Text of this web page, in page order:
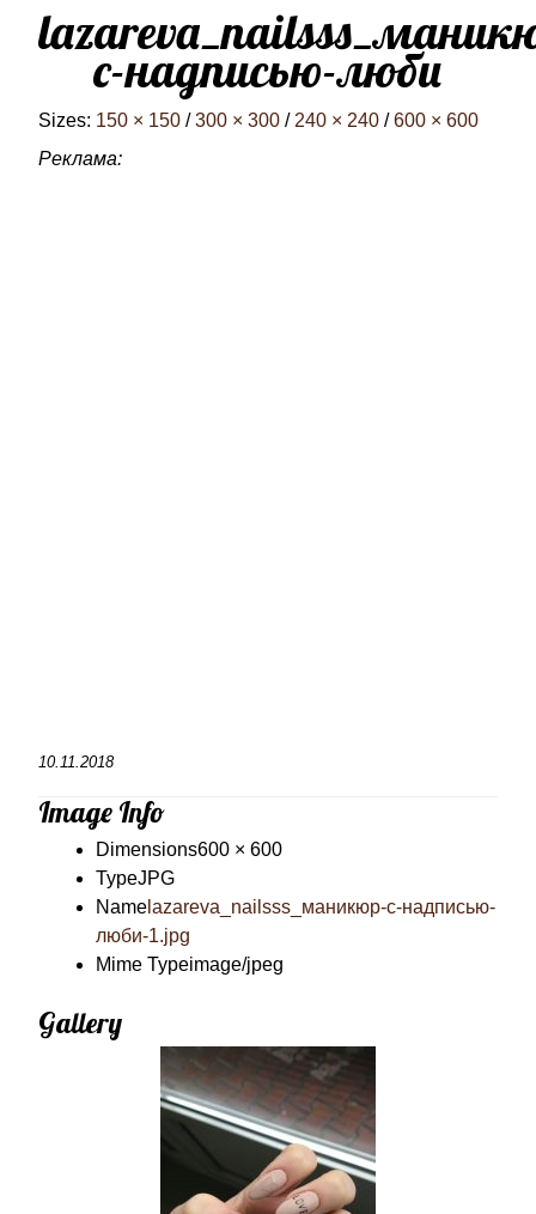
с-надписью-люби
Sizes: 150 × 150 / 300 × 300 / 240 × 240 / 600 × 600
Реклама:
10.11.2018
Image Info
Dimensions600 × 600
TypeJPG
Name lazareva_nailsss_маникюр-с-надписью-
люби-1.jpg
Mime Typeimage/jpeg
Gallery